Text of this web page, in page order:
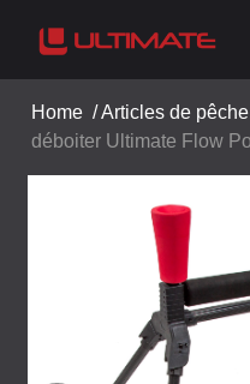
Home /Articles de pêche
déboiter Ultimate Flow